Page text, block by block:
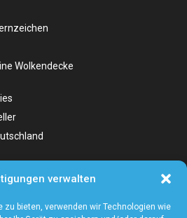
verwalten
zu bieten, verwenden wir Technologien wie
Wolkendecke
unentbehrlich ist